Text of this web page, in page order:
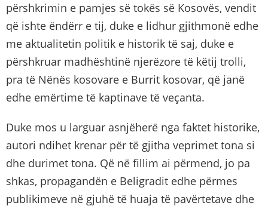
përshkrimin e pamjes së tokës së Kosovës, vendit
që ishte ëndërr e tij, duke e lidhur gjithmonë edhe
me aktualitetin politik e historik të saj, duke e
përshkruar madhështinë njerëzore të këtij trolli,
pra të Nënës kosovare e Burrit kosovar, që janë
edhe emërtime të kaptinave të veçanta.
Duke mos u larguar asnjëherë nga faktet historike,
autori ndihet krenar për të gjitha veprimet tona si
dhe durimet tona. Që në fillim ai përmend, jo pa
shkas, propagandën e Beligradit edhe përmes
publikimeve në gjuhë të huaja të pavërtetave dhe